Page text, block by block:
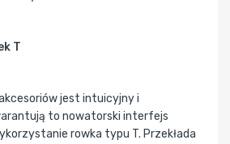
T
jest intuicyjny i
to nowatorski interfejs
rowka typu T. Przekłada